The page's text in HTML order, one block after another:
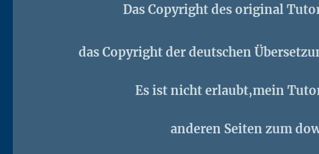
Das Copyright des original
das Copyright der deutschen
Es ist nicht erlaubt,mein
anderen Seiten zum